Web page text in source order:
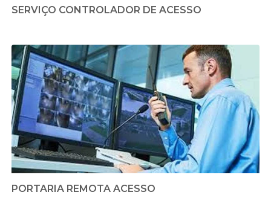
SERVIÇO CONTROLADOR DE ACESSO
PORTARIA REMOTA ACESSO